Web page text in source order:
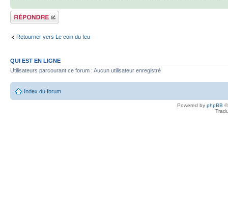
Répondre
Retourner vers Le coin du feu
QUI EST EN LIGNE
Utilisateurs parcourant ce forum : Aucun utilisateur enregistré
Index du forum
Powered by phpBB